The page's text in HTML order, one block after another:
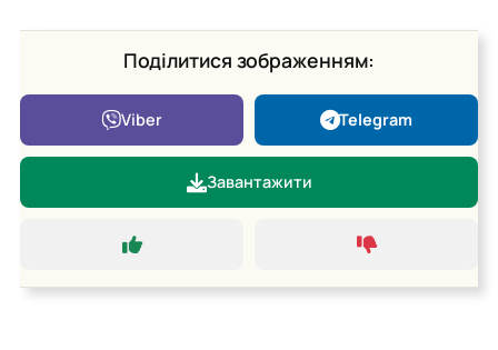
Поділитися зображенням:
Viber Telegram
Завантажити